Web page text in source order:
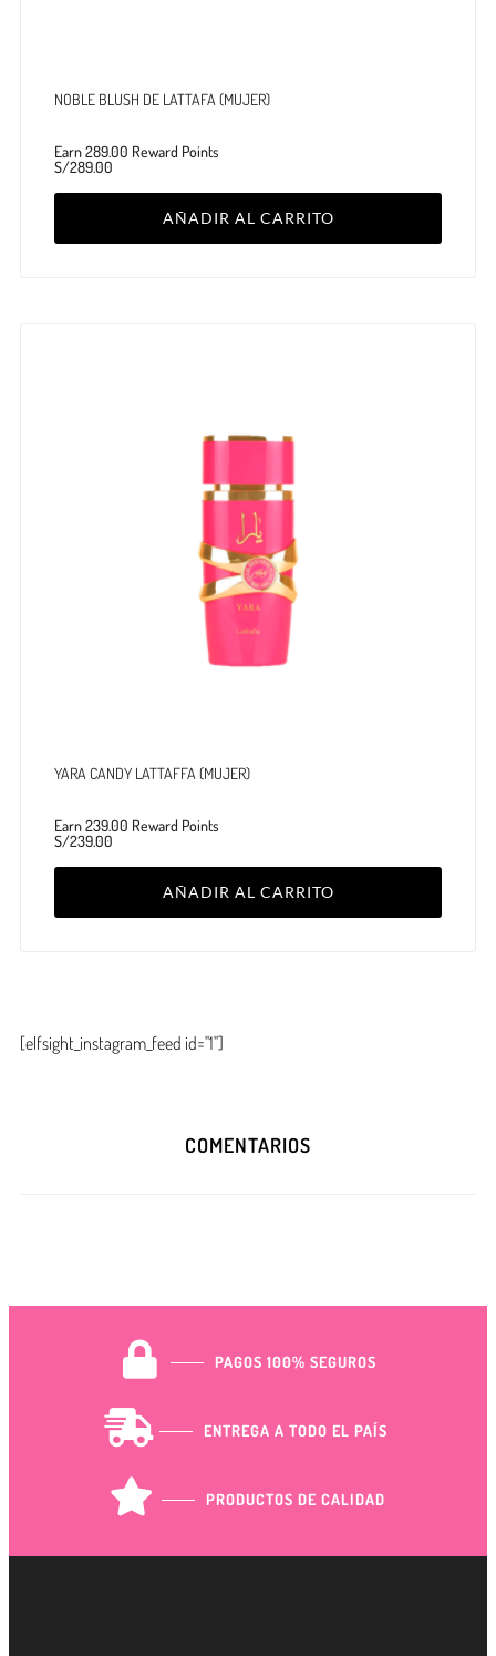
NOBLE BLUSH DE LATTAFA (MUJER)
Earn 289.00 Reward Points
S/289.00
AÑADIR AL CARRITO
YARA CANDY LATTAFFA (MUJER)
Earn 239.00 Reward Points
S/239.00
AÑADIR AL CARRITO
[elfsight_instagram_feed id="1"]
COMENTARIOS
PAGOS 100% SEGUROS
ENTREGA A TODO EL PAÍS
PRODUCTOS DE CALIDAD